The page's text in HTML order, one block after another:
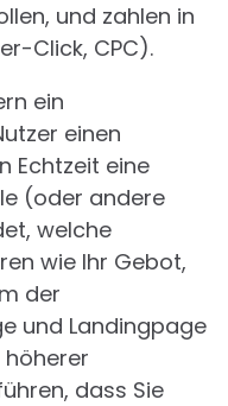
und zahlen in
Click, CPC).
ein
einen
Echtzeit eine
(oder andere
welche
wie Ihr Gebot,
der
und Landingpage
höherer
dass Sie